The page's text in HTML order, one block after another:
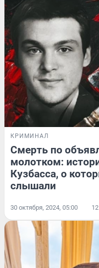
КРИМИНАЛ
Смерть по
молотком:
Кузбасса, о
слышали
30 октября, 2024, 05:00